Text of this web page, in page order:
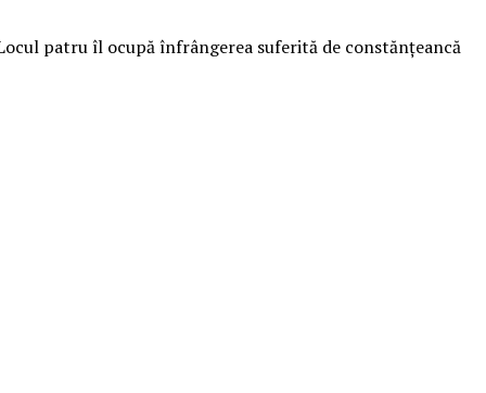
patru îl ocupă înfrângerea suferită de constănţeancă